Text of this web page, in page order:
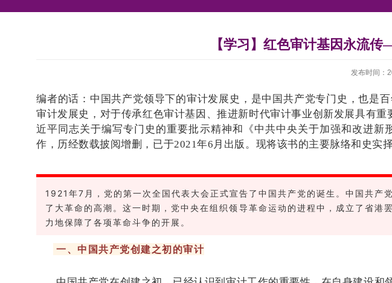
【学习】红色审计基因永流
发布时间：
编者的话： 中国共产党领导下的审计发展史，是中国共产党专门史，也是
审计发展史，对于传承红色审计基因、推进新时代审计事业创新发展具有重
近平同志关于编写专门史的重要批示精神和《中共中央关于加强和改进
作，历经数载披阅增删，已于2021年6月出版。 现将该书的主要脉络和史实
1921年7月，党的第一次全国代表大会正式宣告了中国共产党的诞生。中国共
了大革命的高潮。这一时期，党中央在组织领导革命运动的进程中，成立了省
力地保障了各项革命斗争的开展。
一、中国共产党创建之初的审计